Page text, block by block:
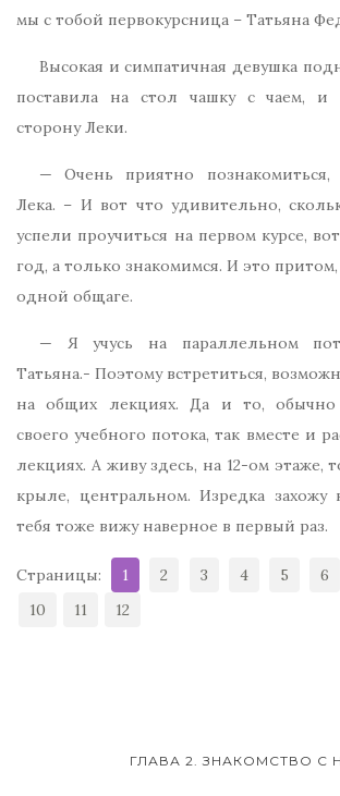
мы с тобой первокурсница – Татьяна
Высокая и симпатичная девушка
поставила на стол чашку с чаем, и
сторону Леки.
— Очень приятно познакомиться,
Лека. – И вот что удивительно,
успели проучиться на первом курсе,
год, а только знакомимся. И это
одной общаге.
— Я учусь на параллельном
Татьяна.- Поэтому встретиться,
на общих лекциях. Да и то,
своего учебного потока, так вместе и
лекциях. А живу здесь, на 12-ом этаже,
крыле, центральном. Изредка
тебя тоже вижу наверное в первый раз.
Страницы: 1 2 3 4 5 6
10
11 12
ГЛАВА 2. ЗНАКОМСТВО С